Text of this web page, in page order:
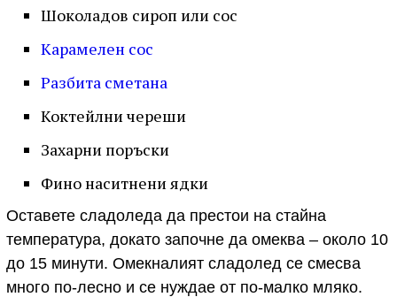
Шоколадов сироп или сос
Карамелен сос
Разбита сметана
Коктейлни череши
Захарни поръски
Фино наситнени ядки
Оставете сладоледа да престои на стайна
температура, докато започне да омеква – около 10
до 15 минути. Омекналият сладолед се смесва
много по-лесно и се нуждае от по-малко мляко.